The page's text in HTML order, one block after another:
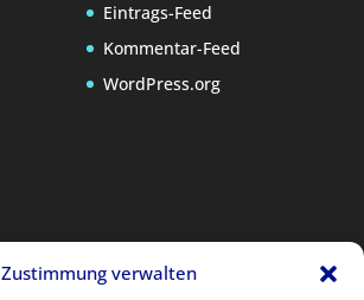
Zustimmung verwalten
Eintrags-Feed
Kommentar-Feed
WordPress.org